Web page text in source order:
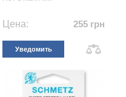
Цена: 255 грн
Уведомить